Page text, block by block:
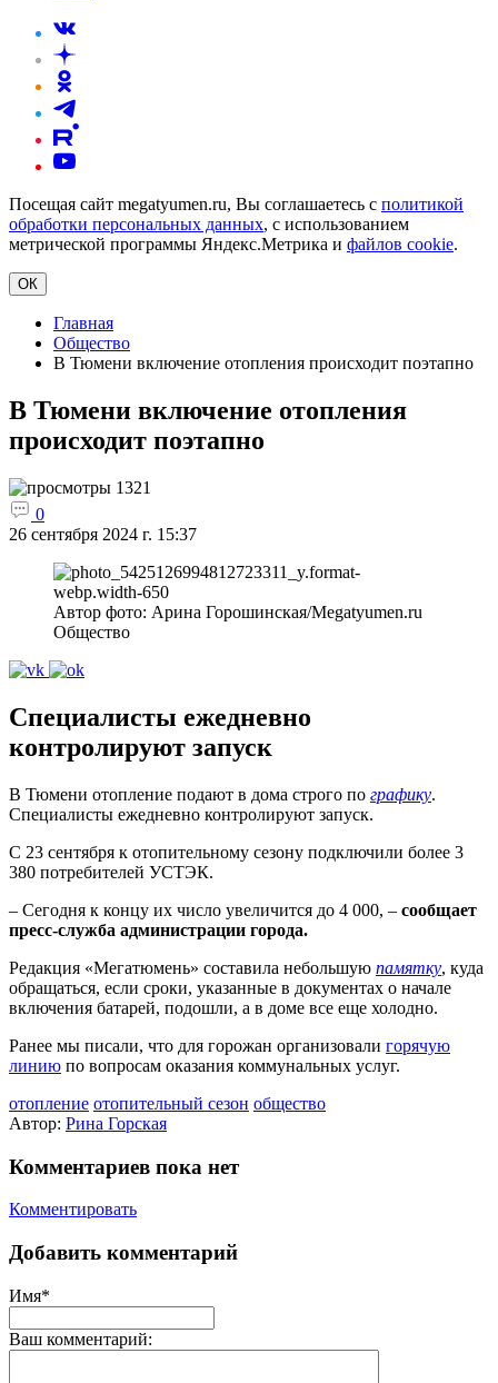
Посещая сайт megatyumen.ru, Вы соглашаетесь с политикой
обработки персональных данных, с использованием
метрической программы Яндекс.Метрика и файлов cookie.
ОК
Главная
Общество
В Тюмени включение отопления происходит поэтапно
В Тюмени включение отопления
происходит поэтапно
1321
0
26 сентября 2024 г. 15:37
Автор фото: Арина Горошинская/Megatyumen.ru
Общество
Специалисты ежедневно
контролируют запуск
В Тюмени отопление подают в дома строго по графику.
Специалисты ежедневно контролируют запуск.
С 23 сентября к отопительному сезону подключили более 3
380 потребителей УСТЭК.
– Сегодня к концу их число увеличится до 4 000, – сообщает
пресс-служба администрации города.
Редакция «Мегатюмень» составила небольшую памятку, куда
обращаться, если сроки, указанные в документах о начале
включения батарей, подошли, а в доме все еще холодно.
Ранее мы писали, что для горожан организовали горячую
линию по вопросам оказания коммунальных услуг.
отопление отопительный сезон общество
Автор: Рина Горская
Комментариев пока нет
Комментировать
Добавить комментарий
Имя*
Ваш комментарий: